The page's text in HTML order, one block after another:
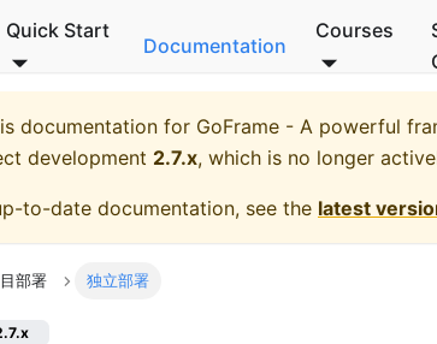
Quick Start
Documentation
Courses
documentation for GoFrame - A powerful
development 2.7.x, which is no longer
to-date documentation, see the latest
部署 独立部署